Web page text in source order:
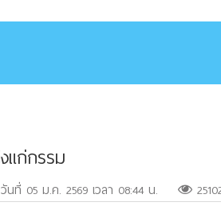
แก่กรรม
วันที่ 05 ม.ค. 2569 เวลา 08:44 น.